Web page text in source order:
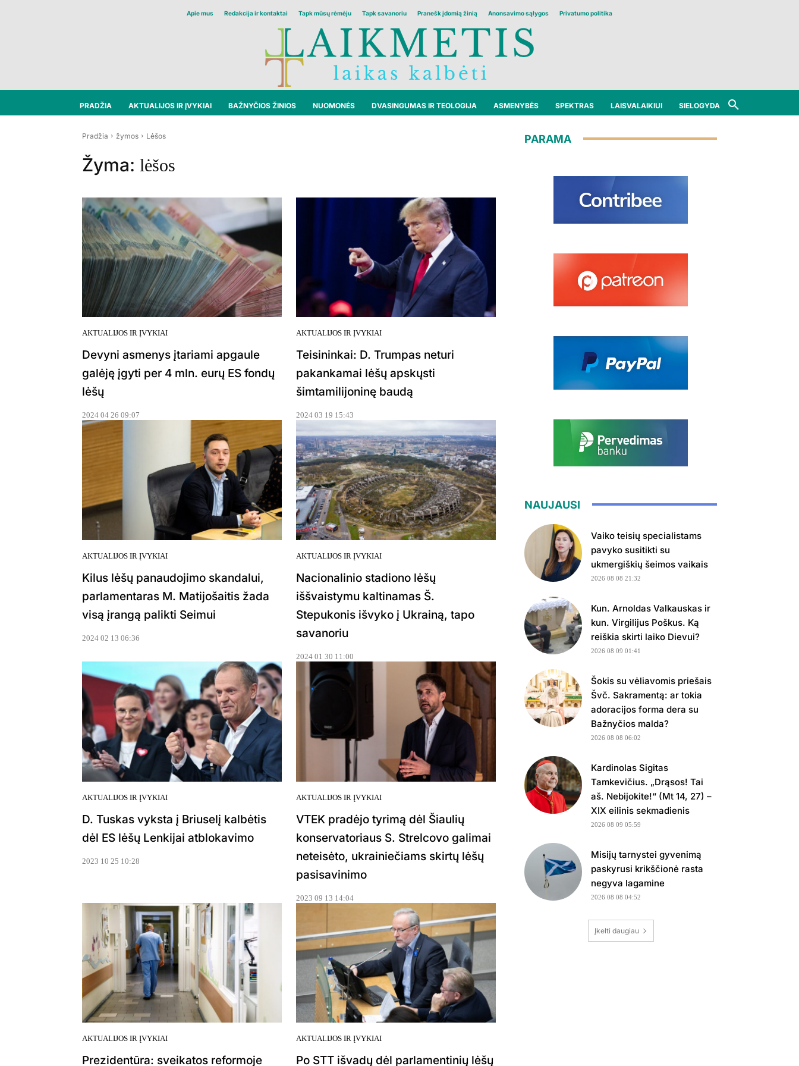
Apie mus Redakcija ir kontaktai Tapk mūsų rėmėju Tapk savanoriu Pranešk įdomią žinią Anonsavimo sąlygos Privatumo politika
PRADŽIA AKTUALIJOS IR ĮVYKIAI BAŽNYČIOS ŽINIOS NUOMONĖS DVASINGUMAS IR TEOLOGIJA ASMENYBĖS SPEKTRAS LAISVALAIKIUI SIELOGYDA
Pradžia žymos Lėšos
Žyma: lėšos
AKTUALIJOS IR ĮVYKIAI
Devyni asmenys įtariami apgaule
galėję įgyti per 4 mln. eurų ES fondų
lėšų
2024 04 26 09:07
AKTUALIJOS IR ĮVYKIAI
Teisininkai: D. Trumpas neturi
pakankamai lėšų apskųsti
šimtamilijoninę baudą
2024 03 19 15:43
AKTUALIJOS IR ĮVYKIAI
Kilus lėšų panaudojimo skandalui,
parlamentaras M. Matijošaitis žada
visą įrangą palikti Seimui
2024 02 13 06:36
AKTUALIJOS IR ĮVYKIAI
Nacionalinio stadiono lėšų
iššvaistymu kaltinamas Š.
Stepukonis išvyko į Ukrainą, tapo
savanoriu
2024 01 30 11:00
AKTUALIJOS IR ĮVYKIAI
D. Tuskas vyksta į Briuselį kalbėtis
dėl ES lėšų Lenkijai atblokavimo
2023 10 25 10:28
AKTUALIJOS IR ĮVYKIAI
VTEK pradėjo tyrimą dėl Šiaulių
konservatoriaus S. Strelcovo galimai
neteisėto, ukrainiečiams skirtų lėšų
pasisavinimo
2023 09 13 14:04
AKTUALIJOS IR ĮVYKIAI
Prezidentūra: sveikatos reformoje
AKTUALIJOS IR ĮVYKIAI
Po STT išvadų dėl parlamentinių lėšų
PARAMA
NAUJAUSI
Vaiko teisių specialistams
pavyko susitikti su
ukmergiškių šeimos vaikais
2026 08 08 21:32
Kun. Arnoldas Valkauskas ir
kun. Virgilijus Poškus. Ką
reiškia skirti laiko Dievui?
2026 08 09 01:41
Šokis su vėliavomis priešais
Švč. Sakramentą: ar tokia
adoracijos forma dera su
Bažnyčios malda?
2026 08 08 06:02
Kardinolas Sigitas
Tamkevičius. „Drąsos! Tai
aš. Nebijokite!“ (Mt 14, 27) –
XIX eilinis sekmadienis
2026 08 09 05:59
Misijų tarnystei gyvenimą
paskyrusi krikščionė rasta
negyva lagamine
2026 08 08 04:52
Įkelti daugiau